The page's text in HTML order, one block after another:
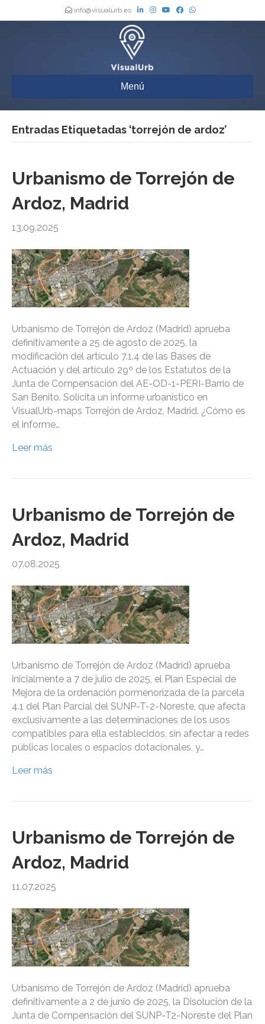
info@visualurb.es
Menú
Entradas Etiquetadas ‘torrejón de ardoz’
Urbanismo de Torrejón de
Ardoz, Madrid
13.09.2025
Urbanismo de Torrejón de Ardoz (Madrid) aprueba
definitivamente a 25 de agosto de 2025, la
modificación del artículo 7.1.4 de las Bases de
Actuación y del artículo 29º de los Estatutos de la
Junta de Compensación del AE-OD-1-PERI-Barrio de
San Benito. Solicita un informe urbanístico en
VisualUrb-maps Torrejón de Ardoz, Madrid. ¿Cómo es
el informe…
Leer más
Urbanismo de Torrejón de
Ardoz, Madrid
07.08.2025
Urbanismo de Torrejón de Ardoz (Madrid) aprueba
inicialmente a 7 de julio de 2025, el Plan Especial de
Mejora de la ordenación pormenorizada de la parcela
4.1 del Plan Parcial del SUNP-T-2-Noreste, que afecta
exclusivamente a las determinaciones de los usos
compatibles para ella establecidos, sin afectar a redes
públicas locales o espacios dotacionales, y…
Leer más
Urbanismo de Torrejón de
Ardoz, Madrid
11.07.2025
Urbanismo de Torrejón de Ardoz (Madrid) aprueba
definitivamente a 2 de junio de 2025, la Disolución de la
Junta de Compensación del SUNP-T2-Noreste del Plan